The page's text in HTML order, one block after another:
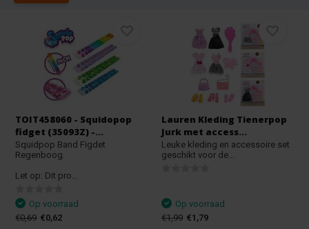
TOIT458060 - Squidopop
fidget (35093Z) -...
Squidpop Band Figdet
Regenboog.
Let op: Dit pro...
Op voorraad
€0,69 €0,62
Lauren Kleding Tienerpop
Jurk met access...
Leuke kleding en accessoire set
geschikt voor de...
Op voorraad
€1,99 €1,79